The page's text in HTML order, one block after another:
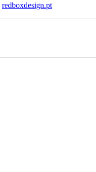
redboxdesign.pt